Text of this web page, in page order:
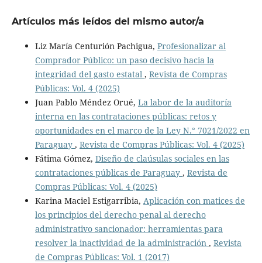
Artículos más leídos del mismo autor/a
Liz María Centurión Pachigua, Profesionalizar al
Comprador Público: un paso decisivo hacia la
integridad del gasto estatal , Revista de Compras
Públicas: Vol. 4 (2025)
Juan Pablo Méndez Orué, La labor de la auditoría
interna en las contrataciones públicas: retos y
oportunidades en el marco de la Ley N.° 7021/2022 en
Paraguay , Revista de Compras Públicas: Vol. 4 (2025)
Fátima Gómez, Diseño de claúsulas sociales en las
contrataciones públicas de Paraguay , Revista de
Compras Públicas: Vol. 4 (2025)
Karina Maciel Estigarribia, Aplicación con matices de
los principios del derecho penal al derecho
administrativo sancionador: herramientas para
resolver la inactividad de la administración , Revista
de Compras Públicas: Vol. 1 (2017)